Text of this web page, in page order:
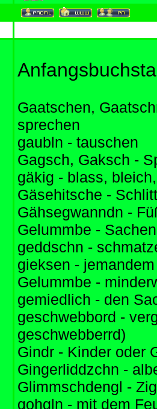
Gaatschen,
sprechen
gaubln - tauschen
Gagsch, Gaksch -
gäkig - blass,
Gäsehitsche -
Gähsegwanndn -
Gelummbe -
geddschn -
gieksen -
Gelummbe -
gemiedlich - den
geschwebbord -
geschwebberrd)
Gindr - Kinder oder
Gingerliddzchn -
Glimmschdengl -
gohgln - mit dem